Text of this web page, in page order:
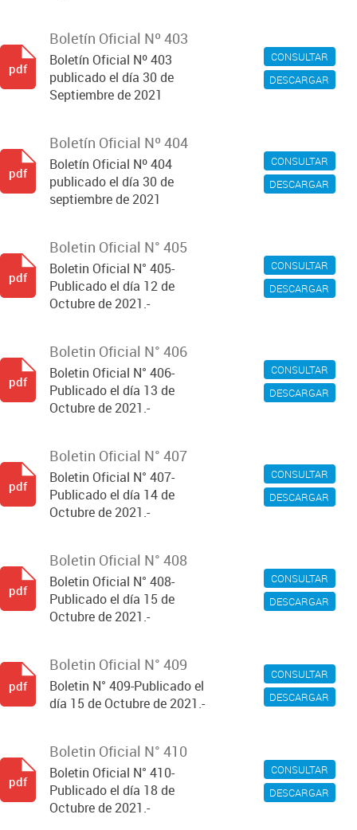
CONSULTAR
DESCARGAR
Boletín Oficial Nº 403
Boletín Oficial Nº 403
publicado el día 30 de
Septiembre de 2021
pdf
CONSULTAR
DESCARGAR
Boletín Oficial Nº 404
Boletín Oficial Nº 404
publicado el día 30 de
septiembre de 2021
pdf
CONSULTAR
DESCARGAR
Boletin Oficial N° 405
Boletin Oficial N° 405-
Publicado el día 12 de
Octubre de 2021.-
pdf
CONSULTAR
DESCARGAR
Boletin Oficial N° 406
Boletin Oficial N° 406-
Publicado el día 13 de
Octubre de 2021.-
pdf
CONSULTAR
DESCARGAR
Boletin Oficial N° 407
Boletin Oficial N° 407-
Publicado el día 14 de
Octubre de 2021.-
pdf
CONSULTAR
DESCARGAR
Boletin Oficial N° 408
Boletin Oficial N° 408-
Publicado el día 15 de
Octubre de 2021.-
pdf
CONSULTAR
DESCARGAR
Boletin Oficial N° 409
Boletin N° 409-Publicado el
día 15 de Octubre de 2021.-
pdf
CONSULTAR
DESCARGAR
Boletin Oficial N° 410
Boletin Oficial N° 410-
Publicado el día 18 de
Octubre de 2021.-
pdf